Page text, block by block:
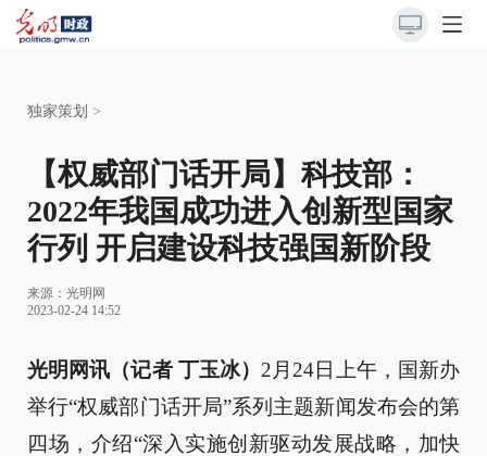
独家策划 >
【权威部门话开局】科技部：
2022年我国成功进入创新型国家
行列 开启建设科技强国新阶段
来源： 光明网
2023-02-24 14:52
光明网讯（记者 丁玉冰） 2月24日上午，国新办
举行“权威部门话开局”系列主题新闻发布会的第
四场，介绍“深入实施创新驱动发展战略，加快